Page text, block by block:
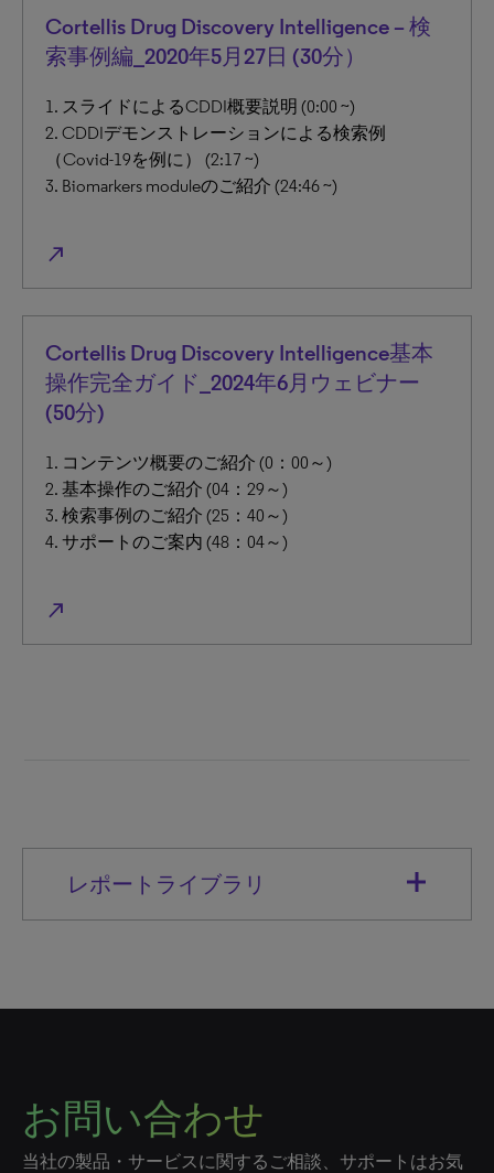
Cortellis Drug Discovery Intelligence – 検
索事例編_2020年5月27日 (30分）
1. スライドによるCDDI概要説明 (0:00 ~)
2. CDDIデモンストレーションによる検索例
（Covid-19を例に） (2:17 ~)
3. Biomarkers moduleのご紹介 (24:46 ~)
north_east
Cortellis Drug Discovery Intelligence基本
操作完全ガイド_2024年6月ウェビナー
(50分)
1. コンテンツ概要のご紹介 (0：00～)
2. 基本操作のご紹介 (04：29～)
3. 検索事例のご紹介 (25：40～)
4. サポートのご案内 (48：04～)
north_east
レポートライブラリ
お問い合わせ
当社の製品・サービスに関するご相談、サポートはお気